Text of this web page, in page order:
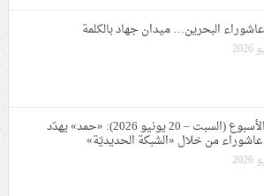
البحرين… ميدان جهاد بالكلمة
حدث الأسبوع (السبت – 20 يونيو 2026): «حمد» يهدّد
من خلال «الشبكة الحديديّة»